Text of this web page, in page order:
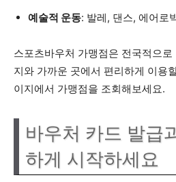
예술적 운동: 발레, 댄스, 에어로
스포츠바우처 가맹점은 전국적으
지와 가까운 곳에서 편리하게 이용
이지에서 가맹점을 조회해보세요.
바우처 카드 발급
하게 시작하세요